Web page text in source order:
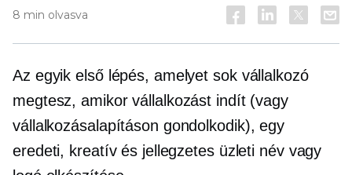
8 min olvasva
Az egyik első lépés, amelyet sok vállalkozó
megtesz, amikor vállalkozást indít (vagy
vállalkozásalapításon gondolkodik), egy
eredeti, kreatív és jellegzetes üzleti név vagy